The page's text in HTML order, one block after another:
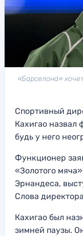
«Барселона»
Спортивный
Кахигао назвал
будь у него
Функционер
«Золотого
Эрнандеса,
Слова
Кахигао был
зимней паузы.